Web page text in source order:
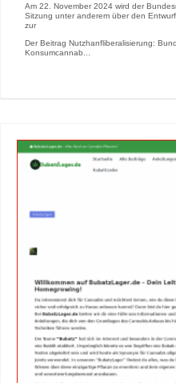
Am 22. November 2024 wird der
Sitzung unter anderem über den
zur
Der Beitrag Nutzhanfliberalisierung:
Konsumcannab...